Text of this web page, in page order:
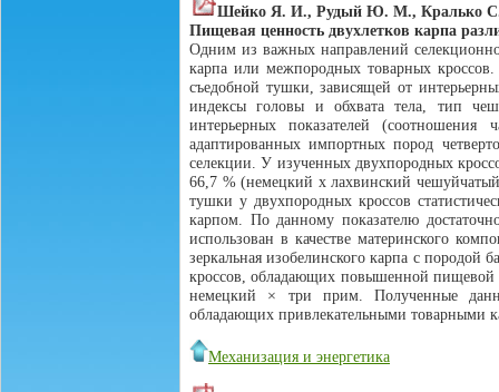
Шейко Я. И., Рудый Ю. М., Кралько
Пищевая ценность двухлетков карпа
Одним из важных направлений
карпа или межпородных товарных
съедобной тушки, зависящей от
индексы головы и обхвата тела, тип
интерьерных показателей (соотношения
адаптированных импортных пород
селекции. У изученных двухпородных
66,7 % (немецкий х лахвинский
тушки у двухпородных кроссов
карпом. По данному показателю
использован в качестве материнского
зеркальная изобелинского карпа с породой
кроссов, обладающих повышенной пищевой
немецкий × три прим. Полученные
обладающих привлекательными товарными
Механизация и энергетика